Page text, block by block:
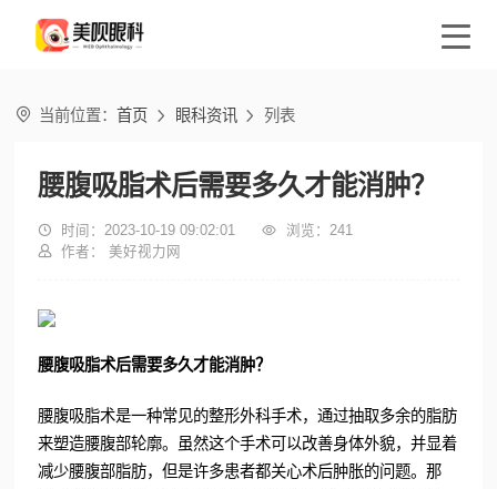
 当前位置：首页  眼科资讯  列表
腰腹吸脂术后需要多久才能消肿？
 时间：2023-10-19 09:02:01  浏览： 241
 作者： 美好视力网
腰腹吸脂术后需要多久才能消肿？
腰腹吸脂术是一种常见的整形外科手术，通过抽取多余的脂肪
来塑造腰腹部轮廓。虽然这个手术可以改善身体外貌，并显着
减少腰腹部脂肪，但是许多患者都关心术后肿胀的问题。那